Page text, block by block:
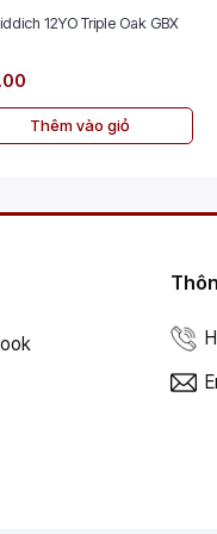
12YO Triple Oak GBX
Thêm vào giỏ